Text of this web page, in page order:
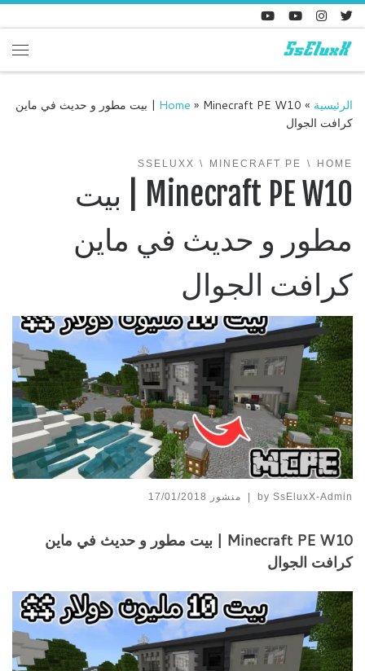
Skip to content
الرئيسية »
Home »
Minecraft PE W10 | بيت مطور و حديث في ماين
كرافت الجوال
HOME
MINECRAFT PE
SSELUXX
Minecraft PE W10 | بيت
مطور و حديث في ماين
كرافت الجوال
by SsEluxX-Admin
| منشور 17/01/2018
Minecraft PE W10 | بيت مطور و حديث في ماين
كرافت الجوال